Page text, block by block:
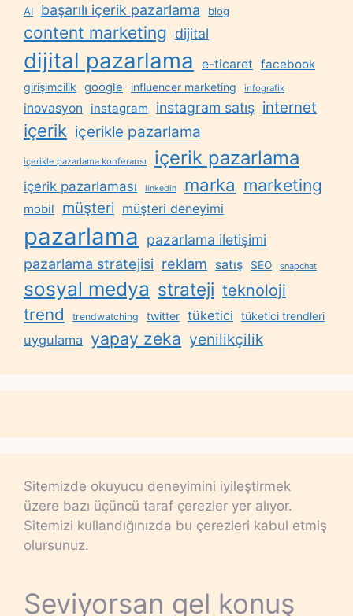
AI başarılı içerik pazarlama blog
content marketing dijital
dijital pazarlama e-ticaret facebook
girişimcilik google influencer marketing infografik
inovasyon instagram instagram satış internet
içerik içerikle pazarlama
içerikle pazarlama konferansı içerik pazarlama
içerik pazarlaması linkedin marka marketing
mobil müşteri müşteri deneyimi
pazarlama
pazarlama iletişimi
pazarlama stratejisi reklam satış SEO snapchat
sosyal medya strateji teknoloji
trend trendwatching twitter tüketici tüketici trendleri
uygulama yapay zeka yenilikçilik
Sitemizde okuyucu deneyimini iyileştirmek
üzere bazı üçüncü taraf çerezler yer alıyor.
Sitemizi kullandığınızda bu çerezleri kabul etmiş
olursunuz.
Seviyorsan gel konuş